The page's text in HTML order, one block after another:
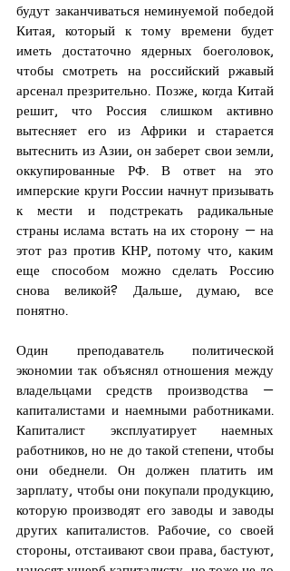
будут заканчиваться неминуемой победой
Китая, который к тому времени будет
иметь достаточно ядерных боеголовок,
чтобы смотреть на российский ржавый
арсенал презрительно. Позже, когда Китай
решит, что Россия слишком активно
вытесняет его из Африки и старается
вытеснить из Азии, он заберет свои земли,
оккупированные РФ. В ответ на это
имперские круги России начнут призывать
к мести и подстрекать радикальные
страны ислама встать на их сторону — на
этот раз против КНР, потому что, каким
еще способом можно сделать Россию
снова великой? Дальше, думаю, все
понятно.
Один преподаватель политической
экономии так объяснял отношения между
владельцами средств производства —
капиталистами и наемными работниками.
Капиталист эксплуатирует наемных
работников, но не до такой степени, чтобы
они обеднели. Он должен платить им
зарплату, чтобы они покупали продукцию,
которую производят его заводы и заводы
других капиталистов. Рабочие, со своей
стороны, отстаивают свои права, бастуют,